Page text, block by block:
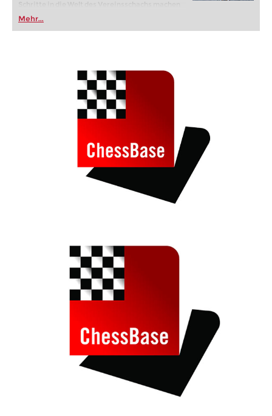
Schritte in die Welt des Vereinsschachs machen
oder bereits auf Turnierniveau spielen: Mit
FRITZ trainieren Sie effizienter, intelligenter und
individueller als je zuvor.
Mehr...